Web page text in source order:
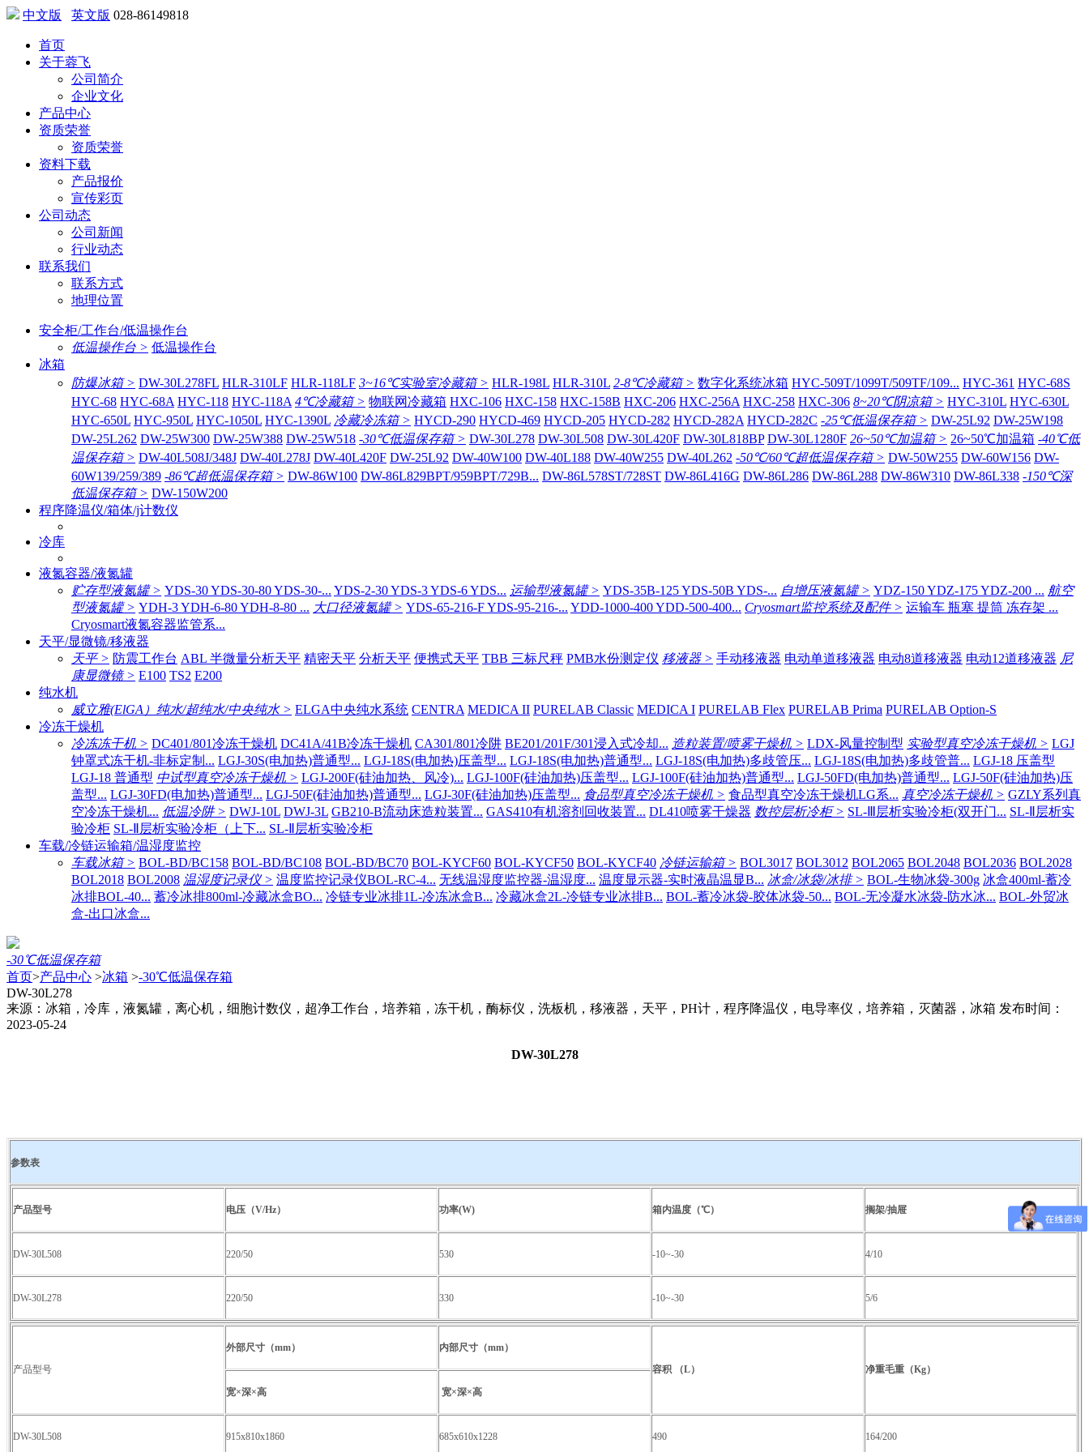
中文版 英文版 028-86149818
首页
关于蓉飞
公司简介
企业文化
产品中心
资质荣誉
资质荣誉
资料下载
产品报价
宣传彩页
公司动态
公司新闻
行业动态
联系我们
联系方式
地理位置
安全柜/工作台/低温操作台
低温操作台 > 低温操作台
冰箱
防爆冰箱 > DW-30L278FL HLR-310LF HLR-118LF 3~16℃实验室冷藏箱 > HLR-198L HLR-310L 2-8℃冷藏箱 > 数字化系统冰箱 HYC-509T/1099T/509TF/109... HYC-361 HYC-68S
HYC-68 HYC-68A HYC-118 HYC-118A 4℃冷藏箱 > 物联网冷藏箱 HXC-106 HXC-158 HXC-158B HXC-206 HXC-256A HXC-258 HXC-306 8~20℃阴凉箱 > HYC-310L HYC-630L
HYC-650L HYC-950L HYC-1050L HYC-1390L 冷藏冷冻箱 > HYCD-290 HYCD-469 HYCD-205 HYCD-282 HYCD-282A HYCD-282C -25℃低温保存箱 > DW-25L92 DW-25W198
DW-25L262 DW-25W300 DW-25W388 DW-25W518 -30℃低温保存箱 > DW-30L278 DW-30L508 DW-30L420F DW-30L818BP DW-30L1280F 26~50℃加温箱 > 26~50℃加温箱 -40℃低
温保存箱 > DW-40L508J/348J DW-40L278J DW-40L420F DW-25L92 DW-40W100 DW-40L188 DW-40W255 DW-40L262 -50℃/60℃超低温保存箱 > DW-50W255 DW-60W156 DW-
60W139/259/389 -86℃超低温保存箱 > DW-86W100 DW-86L829BPT/959BPT/729B... DW-86L578ST/728ST DW-86L416G DW-86L286 DW-86L288 DW-86W310 DW-86L338 -150℃深
低温保存箱 > DW-150W200
程序降温仪/箱体/j计数仪
冷库
液氮容器/液氮罐
贮存型液氮罐 > YDS-30 YDS-30-80 YDS-30-... YDS-2-30 YDS-3 YDS-6 YDS... 运输型液氮罐 > YDS-35B-125 YDS-50B YDS-... 自增压液氮罐 > YDZ-150 YDZ-175 YDZ-200 ... 航空
型液氮罐 > YDH-3 YDH-6-80 YDH-8-80 ... 大口径液氮罐 > YDS-65-216-F YDS-95-216-... YDD-1000-400 YDD-500-400... Cryosmart监控系统及配件 > 运输车 瓶塞 提筒 冻存架 ...
Cryosmart液氮容器监管系...
天平/显微镜/移液器
天平 > 防震工作台 ABL 半微量分析天平 精密天平 分析天平 便携式天平 TBB 三标尺秤 PMB水份测定仪 移液器 > 手动移液器 电动单道移液器 电动8道移液器 电动12道移液器 尼
康显微镜 > E100 TS2 E200
纯水机
威立雅(ElGA）纯水/超纯水/中央纯水 > ELGA中央纯水系统 CENTRA MEDICA II PURELAB Classic MEDICA I PURELAB Flex PURELAB Prima PURELAB Option-S
冷冻干燥机
冷冻冻干机 > DC401/801冷冻干燥机 DC41A/41B冷冻干燥机 CA301/801冷阱 BE201/201F/301浸入式冷却... 造粒装置/喷雾干燥机 > LDX-风量控制型 实验型真空冷冻干燥机 > LGJ
钟罩式冻干机-非标定制... LGJ-30S(电加热)普通型... LGJ-18S(电加热)压盖型... LGJ-18S(电加热)普通型... LGJ-18S(电加热)多歧管压... LGJ-18S(电加热)多歧管普... LGJ-18 压盖型
LGJ-18 普通型 中试型真空冷冻干燥机 > LGJ-200F(硅油加热、风冷)... LGJ-100F(硅油加热)压盖型... LGJ-100F(硅油加热)普通型... LGJ-50FD(电加热)普通型... LGJ-50F(硅油加热)压
盖型... LGJ-30FD(电加热)普通型... LGJ-50F(硅油加热)普通型... LGJ-30F(硅油加热)压盖型... 食品型真空冷冻干燥机 > 食品型真空冷冻干燥机LG系... 真空冷冻干燥机 > GZLY系列真
空冷冻干燥机... 低温冷阱 > DWJ-10L DWJ-3L GB210-B流动床造粒装置... GAS410有机溶剂回收装置... DL410喷雾干燥器 数控层析冷柜 > SL-Ⅲ层析实验冷柜(双开门... SL-Ⅱ层析实
验冷柜 SL-Ⅱ层析实验冷柜（上下... SL-Ⅱ层析实验冷柜
车载/冷链运输箱/温湿度监控
车载冰箱 > BOL-BD/BC158 BOL-BD/BC108 BOL-BD/BC70 BOL-KYCF60 BOL-KYCF50 BOL-KYCF40 冷链运输箱 > BOL3017 BOL3012 BOL2065 BOL2048 BOL2036 BOL2028
BOL2018 BOL2008 温湿度记录仪 > 温度监控记录仪BOL-RC-4... 无线温湿度监控器-温湿度... 温度显示器-实时液晶温显B... 冰盒/冰袋/冰排 > BOL-生物冰袋-300g 冰盒400ml-蓄冷
冰排BOL-40... 蓄冷冰排800ml-冷藏冰盒BO... 冷链专业冰排1L-冷冻冰盒B... 冷藏冰盒2L-冷链专业冰排B... BOL-蓄冷冰袋-胶体冰袋-50... BOL-无冷凝水冰袋-防水冰... BOL-外贸冰
盒-出口冰盒...
-30℃低温保存箱
首页>产品中心 >冰箱 >-30℃低温保存箱
DW-30L278
来源：冰箱，冷库，液氮罐，离心机，细胞计数仪，超净工作台，培养箱，冻干机，酶标仪，洗板机，移液器，天平，PH计，程序降温仪，电导率仪，培养箱，灭菌器，冰箱 发布时间：
2023-05-24
DW-30L278
参数表
产品型号 电压（V/Hz） 功率(W) 箱内温度（℃） 搁架/抽屉
DW-30L508 220/50 530 -10~-30 4/10
DW-30L278 220/50 330 -10~-30 5/6
产品型号
外部尺寸（mm） 内部尺寸（mm）
容积 （L） 净重毛重（Kg）
宽×深×高
宽×深×高
DW-30L508 915x810x1860 685x610x1228 490 164/200